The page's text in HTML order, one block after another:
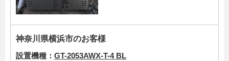
神奈川県横浜市のお客様
設置機種： GT-2053AWX-T-4 BL